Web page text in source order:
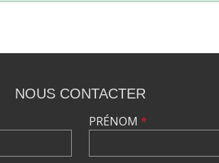
NOUS CONTACTER
PRÉNOM *